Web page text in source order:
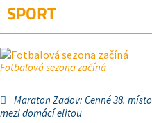
SPORT
Fotbalová sezona začíná
Maraton Zadov: Cenné 38. místo
mezi domácí elitou